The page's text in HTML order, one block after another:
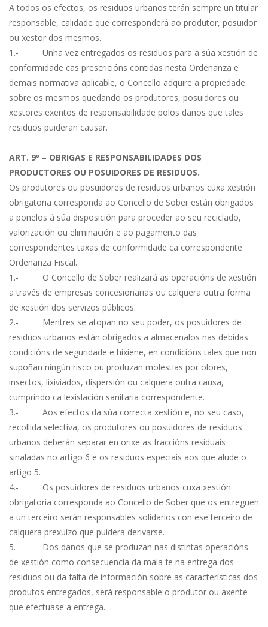
A todos os efectos, os residuos urbanos terán sempre un titular
responsable, calidade que corresponderá ao produtor, posuidor
ou xestor dos mesmos.
1.- Unha vez entregados os residuos para a súa xestión de
conformidade cas prescricións contidas nesta Ordenanza e
demais normativa aplicable, o Concello adquire a propiedade
sobre os mesmos quedando os produtores, posuidores ou
xestores exentos de responsabilidade polos danos que tales
residuos puideran causar.
ART. 9º – OBRIGAS E RESPONSABILIDADES DOS
PRODUCTORES OU POSUIDORES DE RESIDUOS.
Os produtores ou posuidores de residuos urbanos cuxa xestión
obrigatoria corresponda ao Concello de Sober están obrigados
a poñelos á súa disposición para proceder ao seu reciclado,
valorización ou eliminación e ao pagamento das
correspondentes taxas de conformidade ca correspondente
Ordenanza Fiscal.
1.- O Concello de Sober realizará as operacións de xestión
a través de empresas concesionarias ou calquera outra forma
de xestión dos servizos públicos.
2.- Mentres se atopan no seu poder, os posuidores de
residuos urbanos están obrigados a almacenalos nas debidas
condicións de seguridade e hixiene, en condicións tales que non
supoñan ningún risco ou produzan molestias por olores,
insectos, lixiviados, dispersión ou calquera outra causa,
cumprindo ca lexislación sanitaria correspondente.
3.- Aos efectos da súa correcta xestión e, no seu caso,
recollida selectiva, os produtores ou posuidores de residuos
urbanos deberán separar en orixe as fraccións residuais
sinaladas no artigo 6 e os residuos especiais aos que alude o
artigo 5.
4.- Os posuidores de residuos urbanos cuxa xestión
obrigatoria corresponda ao Concello de Sober que os entreguen
a un terceiro serán responsables solidarios con ese terceiro de
calquera prexuízo que puidera derivarse.
5.- Dos danos que se produzan nas distintas operacións
de xestión como consecuencia da mala fe na entrega dos
residuos ou da falta de información sobre as características dos
produtos entregados, será responsable o produtor ou axente
que efectuase a entrega.